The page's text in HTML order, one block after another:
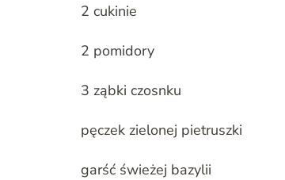
2 cukinie
2 pomidory
3 ząbki czosnku
pęczek zielonej pietruszki
garść świeżej bazylii